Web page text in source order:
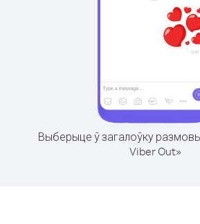
Выберыце ў загалоўку размовы
Viber Out»